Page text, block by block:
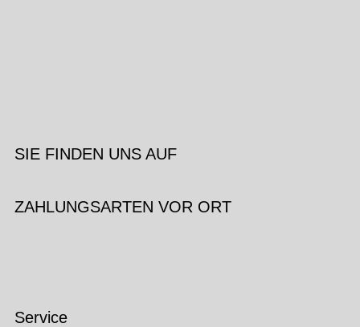
SIE FINDEN UNS AUF
ZAHLUNGSARTEN VOR ORT
Service